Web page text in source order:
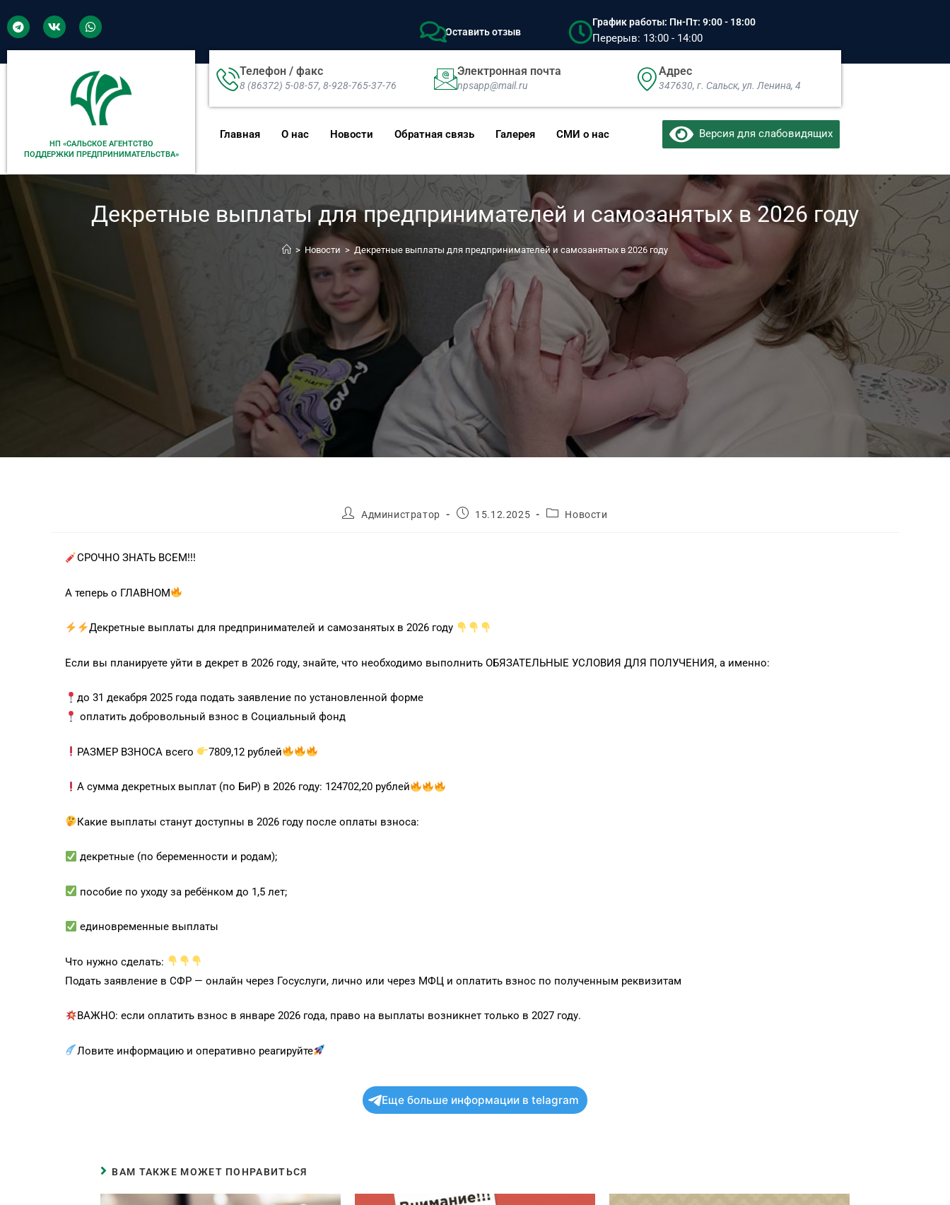
Оставить отзыв
График работы: Пн-Пт: 9:00 - 18:00
Перерыв: 13:00 - 14:00
НП «САЛЬСКОЕ АГЕНТСТВО
ПОДДЕРЖКИ ПРЕДПРИНИМАТЕЛЬСТВА»
Телефон / факс
8 (86372) 5-08-57, 8-928-765-37-76
Электронная почта
npsapp@mail.ru
Адрес
347630, г. Сальск, ул. Ленина, 4​
Главная О нас Новости Обратная связь Галерея СМИ о нас Версия для слабовидящих
Декретные выплаты для предпринимателей и самозанятых в 2026 году
> Новости > Декретные выплаты для предпринимателей и самозанятых в 2026 году
Администратор 15.12.2025 Новости
СРОЧНО ЗНАТЬ ВСЕМ!!!
А теперь о ГЛАВНОМ
Декретные выплаты для предпринимателей и самозанятых в 2026 году
Если вы планируете уйти в декрет в 2026 году, знайте, что необходимо выполнить ОБЯЗАТЕЛЬНЫЕ УСЛОВИЯ ДЛЯ ПОЛУЧЕНИЯ, а именно:
до 31 декабря 2025 года подать заявление по установленной форме
оплатить добровольный взнос в Социальный фонд
РАЗМЕР ВЗНОСА всего 7809,12 рублей
А сумма декретных выплат (по БиР) в 2026 году: 124702,20 рублей
Какие выплаты станут доступны в 2026 году после оплаты взноса:
декретные (по беременности и родам);
пособие по уходу за ребёнком до 1,5 лет;
единовременные выплаты
Что нужно сделать:
Подать заявление в СФР — онлайн через Госуслуги, лично или через МФЦ и оплатить взнос по полученным реквизитам
ВАЖНО: если оплатить взнос в январе 2026 года, право на выплаты возникнет только в 2027 году.
Ловите информацию и оперативно реагируйте
Еще больше информации в telagram
ВАМ ТАКЖЕ МОЖЕТ ПОНРАВИТЬСЯ